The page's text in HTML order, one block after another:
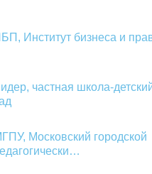
Институт бизнеса и
частная школа-
Московский городской